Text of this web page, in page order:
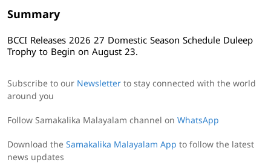
Summary
BCCI Releases 2026 27 Domestic Season Schedule Duleep
Trophy to Begin on August 23.
Subscribe to our Newsletter to stay connected with the world
around you
Follow Samakalika Malayalam channel on WhatsApp
Download the Samakalika Malayalam App to follow the latest
news updates